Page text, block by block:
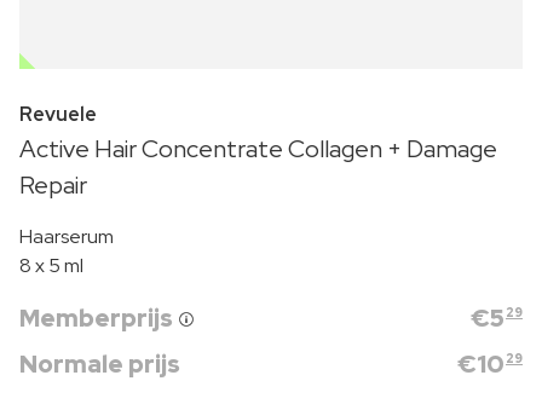
OUTLET
Revuele
Active Hair Concentrate Collagen + Damage
Repair
Haarserum
8 x 5 ml
Memberprijs €5 29
Normale prijs €10 29